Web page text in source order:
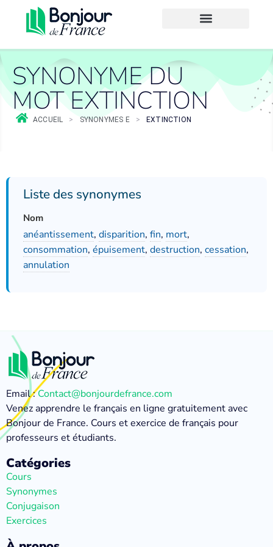
SYNONYME DU
MOT EXTINCTION
ACCUEIL > SYNONYMES E > EXTINCTION
Liste des synonymes
Nom
anéantissement, disparition, fin, mort,
consommation, épuisement, destruction, cessation,
annulation
Email :Contact@bonjourdefrance.com
Venez apprendre le français en ligne gratuitement avec
Bonjour de France. Cours et exercice de français pour
professeurs et étudiants.
Catégories
Cours
Synonymes
Conjugaison
Exercices